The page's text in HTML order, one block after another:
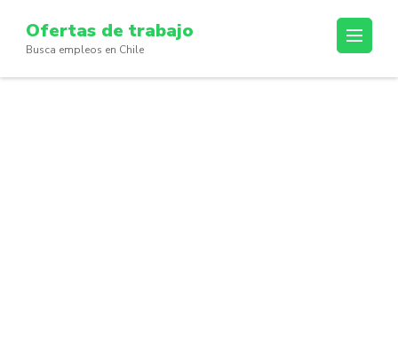
content
(Press
Ofertas de trabajo
Busca empleos en Chile